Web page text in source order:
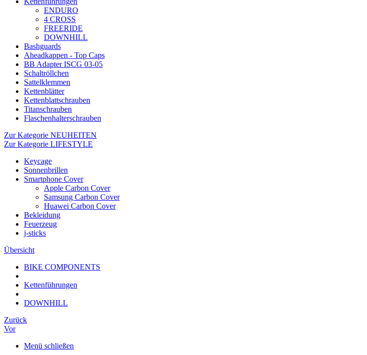
ENDURO
4 CROSS
FREERIDE
DOWNHILL
Bashguards
Aheadkappen - Top Caps
BB Adapter ISCG 03-05
Schaltröllchen
Sattelklemmen
Kettenblätter
Kettenblattschrauben
Titanschrauben
Flaschenhalterschrauben
Zur Kategorie NEUHEITEN
Zur Kategorie LIFESTYLE
Keycage
Sonnenbrillen
Smartphone Cover
Apple Carbon Cover
Samsung Carbon Cover
Huawei Carbon Cover
Bekleidung
Feuerzeug
j-sticks
Übersicht
BIKE COMPONENTS
Kettenführungen
DOWNHILL
Zurück
Vor
Menü schließen